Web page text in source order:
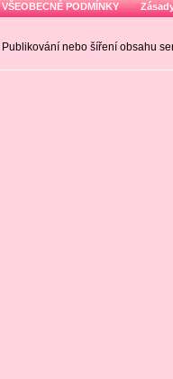
VŠEOBECNÉ PODMÍNKY
Publikování nebo šíření obsahu